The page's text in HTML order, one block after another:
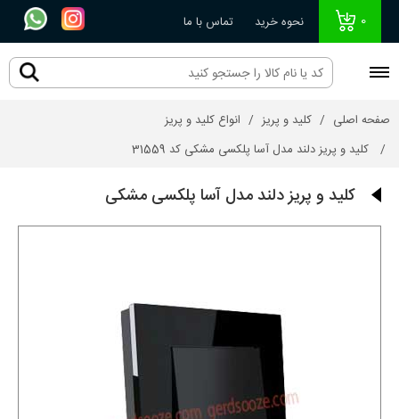
0 نحوه خرید تماس با ما
صفحه اصلی کلید و پریز
انواع کلید و پریز
کلید و پریز دلند مدل آسا پلکسی مشکی کد 31559
کلید و پریز دلند مدل آسا پلکسی مشکی